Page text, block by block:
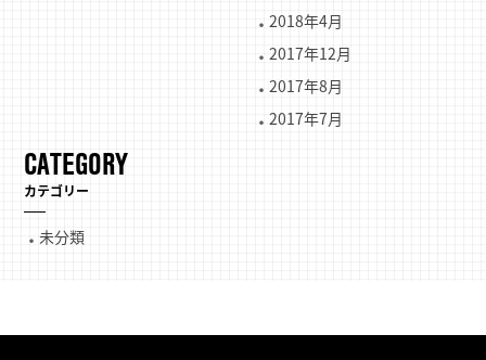
2018年4月
2017年12月
2017年8月
2017年7月
CATEGORY
カテゴリー
未分類